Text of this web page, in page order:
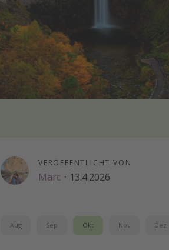
VERÖFFENTLICHT VON
Marc · 13.4.2026
Aug Sep Okt Nov Dez